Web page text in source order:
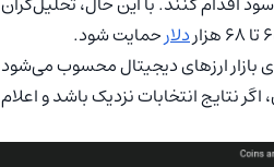
دلارحمایت شود.
انتخابات نزدیک باشد و